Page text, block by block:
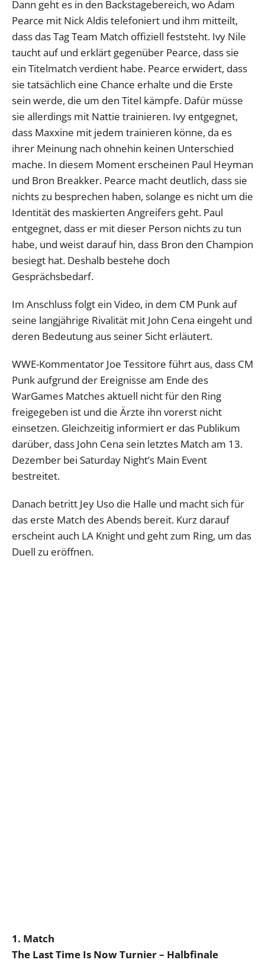
Dann geht es in den Backstagebereich, wo Adam
Pearce mit Nick Aldis telefoniert und ihm mitteilt,
dass das Tag Team Match offiziell feststeht. Ivy Nile
taucht auf und erklärt gegenüber Pearce, dass sie
ein Titelmatch verdient habe. Pearce erwidert, dass
sie tatsächlich eine Chance erhalte und die Erste
sein werde, die um den Titel kämpfe. Dafür müsse
sie allerdings mit Nattie trainieren. Ivy entgegnet,
dass Maxxine mit jedem trainieren könne, da es
ihrer Meinung nach ohnehin keinen Unterschied
mache. In diesem Moment erscheinen Paul Heyman
und Bron Breakker. Pearce macht deutlich, dass sie
nichts zu besprechen haben, solange es nicht um die
Identität des maskierten Angreifers geht. Paul
entgegnet, dass er mit dieser Person nichts zu tun
habe, und weist darauf hin, dass Bron den Champion
besiegt hat. Deshalb bestehe doch
Gesprächsbedarf.
Im Anschluss folgt ein Video, in dem CM Punk auf
seine langjährige Rivalität mit John Cena eingeht und
deren Bedeutung aus seiner Sicht erläutert.
WWE-Kommentator Joe Tessitore führt aus, dass CM
Punk aufgrund der Ereignisse am Ende des
WarGames Matches aktuell nicht für den Ring
freigegeben ist und die Ärzte ihn vorerst nicht
einsetzen. Gleichzeitig informiert er das Publikum
darüber, dass John Cena sein letztes Match am 13.
Dezember bei Saturday Night’s Main Event
bestreitet.
Danach betritt Jey Uso die Halle und macht sich für
das erste Match des Abends bereit. Kurz darauf
erscheint auch LA Knight und geht zum Ring, um das
Duell zu eröffnen.
1. Match
The Last Time Is Now Turnier – Halbfinale